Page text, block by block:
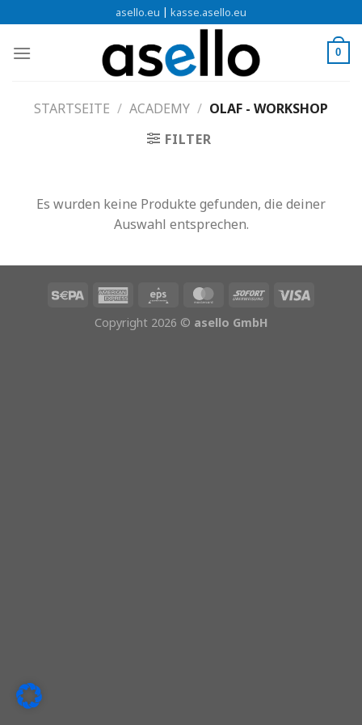
Inhalt
springen
asello.eu | kasse.asello.eu
0
STARTSEITE / ACADEMY / OLAF - WORKSHOP
FILTER
Es wurden keine Produkte gefunden, die deiner
Auswahl entsprechen.
Copyright 2026 © asello GmbH